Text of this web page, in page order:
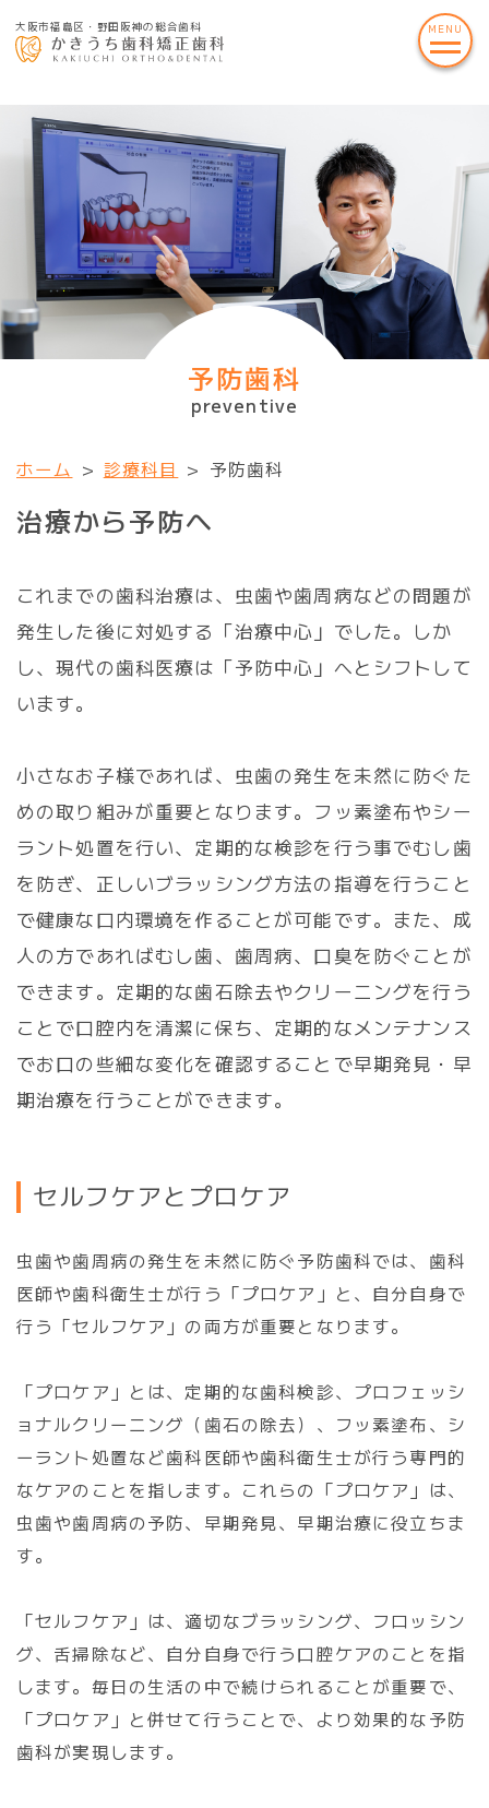
大阪市福島区・野田阪神の総合歯科
予防歯科
preventive
ホーム > 診療科目 > 予防歯科
治療から予防へ
これまでの歯科治療は、虫歯や歯周病などの問題が
発生した後に対処する「治療中心」でした。しか
し、現代の歯科医療は「予防中心」へとシフトして
います。
小さなお子様であれば、虫歯の発生を未然に防ぐた
めの取り組みが重要となります。フッ素塗布やシー
ラント処置を行い、定期的な検診を行う事でむし歯
を防ぎ、正しいブラッシング方法の指導を行うこと
で健康な口内環境を作ることが可能です。また、成
人の方であればむし歯、歯周病、口臭を防ぐことが
できます。定期的な歯石除去やクリーニングを行う
ことで口腔内を清潔に保ち、定期的なメンテナンス
でお口の些細な変化を確認することで早期発見・早
期治療を行うことができます。
セルフケアと プロケア
虫歯や歯周病の発生を未然に防ぐ予防歯科では、歯科
医師や歯科衛生士が行う「プロケア」と、自分自身で
行う「セルフケア」の両方が重要となります。
「プロケア」とは、定期的な歯科検診、プロフェッシ
ョナルクリーニング（歯石の除去）、フッ素塗布、シ
ーラント処置など歯科医師や歯科衛生士が行う専門的
なケアのことを指します。これらの「プロケア」は、
虫歯や歯周病の予防、早期発見、早期治療に役立ちま
す。
「セルフケア」は、適切なブラッシング、フロッシン
グ、舌掃除など、自分自身で行う口腔ケアのことを指
します。毎日の生活の中で続けられることが重要で、
「プロケア」と併せて行うことで、より効果的な予防
歯科が実現します。